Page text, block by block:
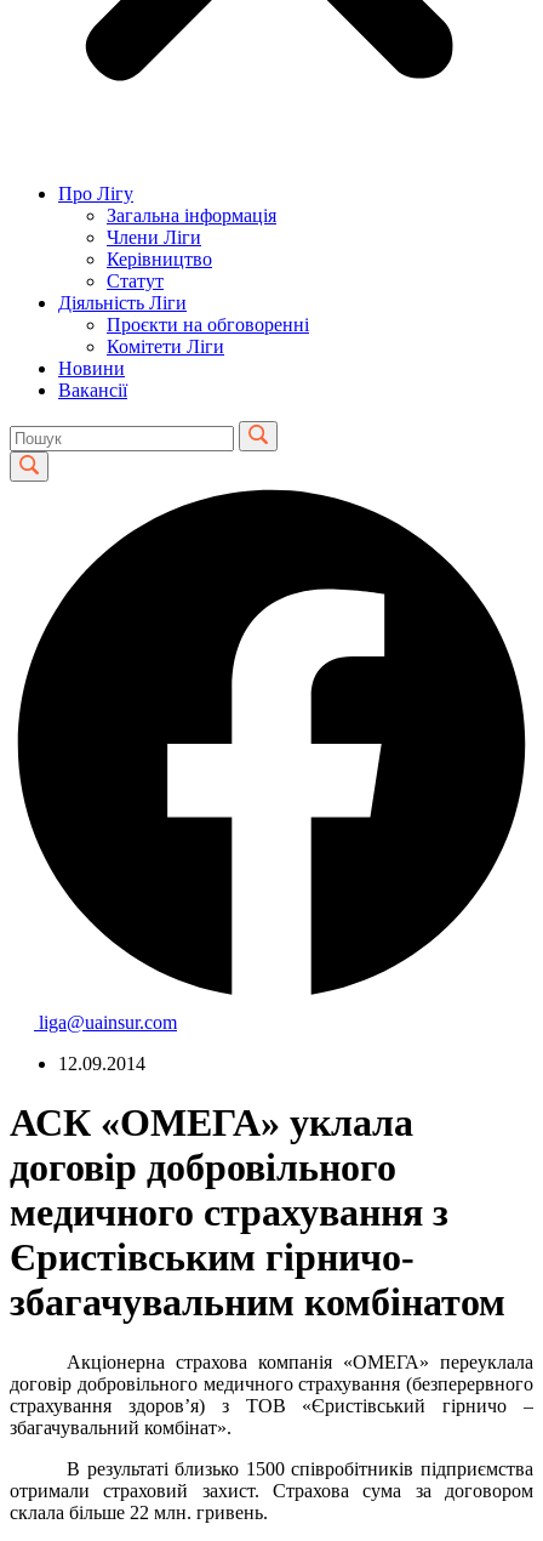
Про Лігу
Загальна інформація
Члени Ліги
Керівництво
Статут
Діяльність Ліги
Проєкти на обговоренні
Комітети Ліги
Новини
Вакансії
liga@uainsur.com
12.09.2014
АСК «ОМЕГА» уклала
договір добровільного
медичного страхування з
Єристівським гірничо-
збагачувальним комбінатом
Акціонерна страхова компанія «ОМЕГА»переуклала
договір добровільного медичного страхування (безперервного
страхування
здоров’я) з ТОВ «Єристівськийгірничо –
збагачувальний комбінат».
В результаті близько 1500 співробітників підприємства
отримали
страховий захист.Страхова сума
за договором
склала більше 22 млн. гривень.